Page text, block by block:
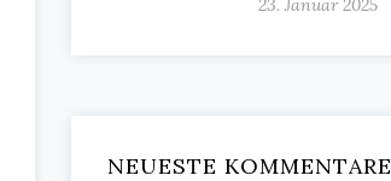
NEUESTE KOMMENTARE